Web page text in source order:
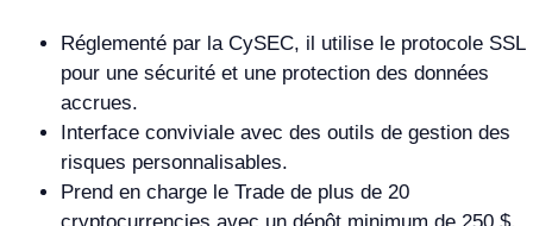
Réglementé par la CySEC, il utilise le protocole SSL
pour une sécurité et une protection des données
accrues.
Interface conviviale avec des outils de gestion des
risques personnalisables.
Prend en charge le Trade de plus de 20